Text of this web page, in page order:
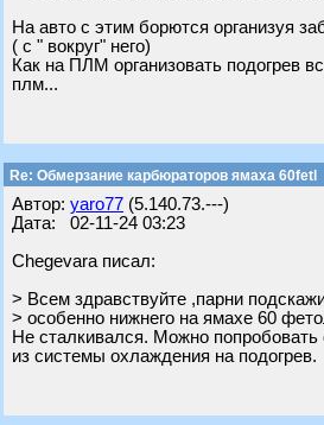
На авто с этим борются организуя
( с " вокруг" него)
Как на ПЛМ организовать подогрев
плм...
Re: Обмерзание карбюраторов ямаха 60fetl
Автор: yaro77 (5.140.73.---)
Дата: 02-11-24 03:23
Chegevara писал:
> Всем здравствуйте ,парни
> особенно нижнего на ямахе 60
Не сталкивался. Можно попробовать
из системы охлаждения на подогрев.